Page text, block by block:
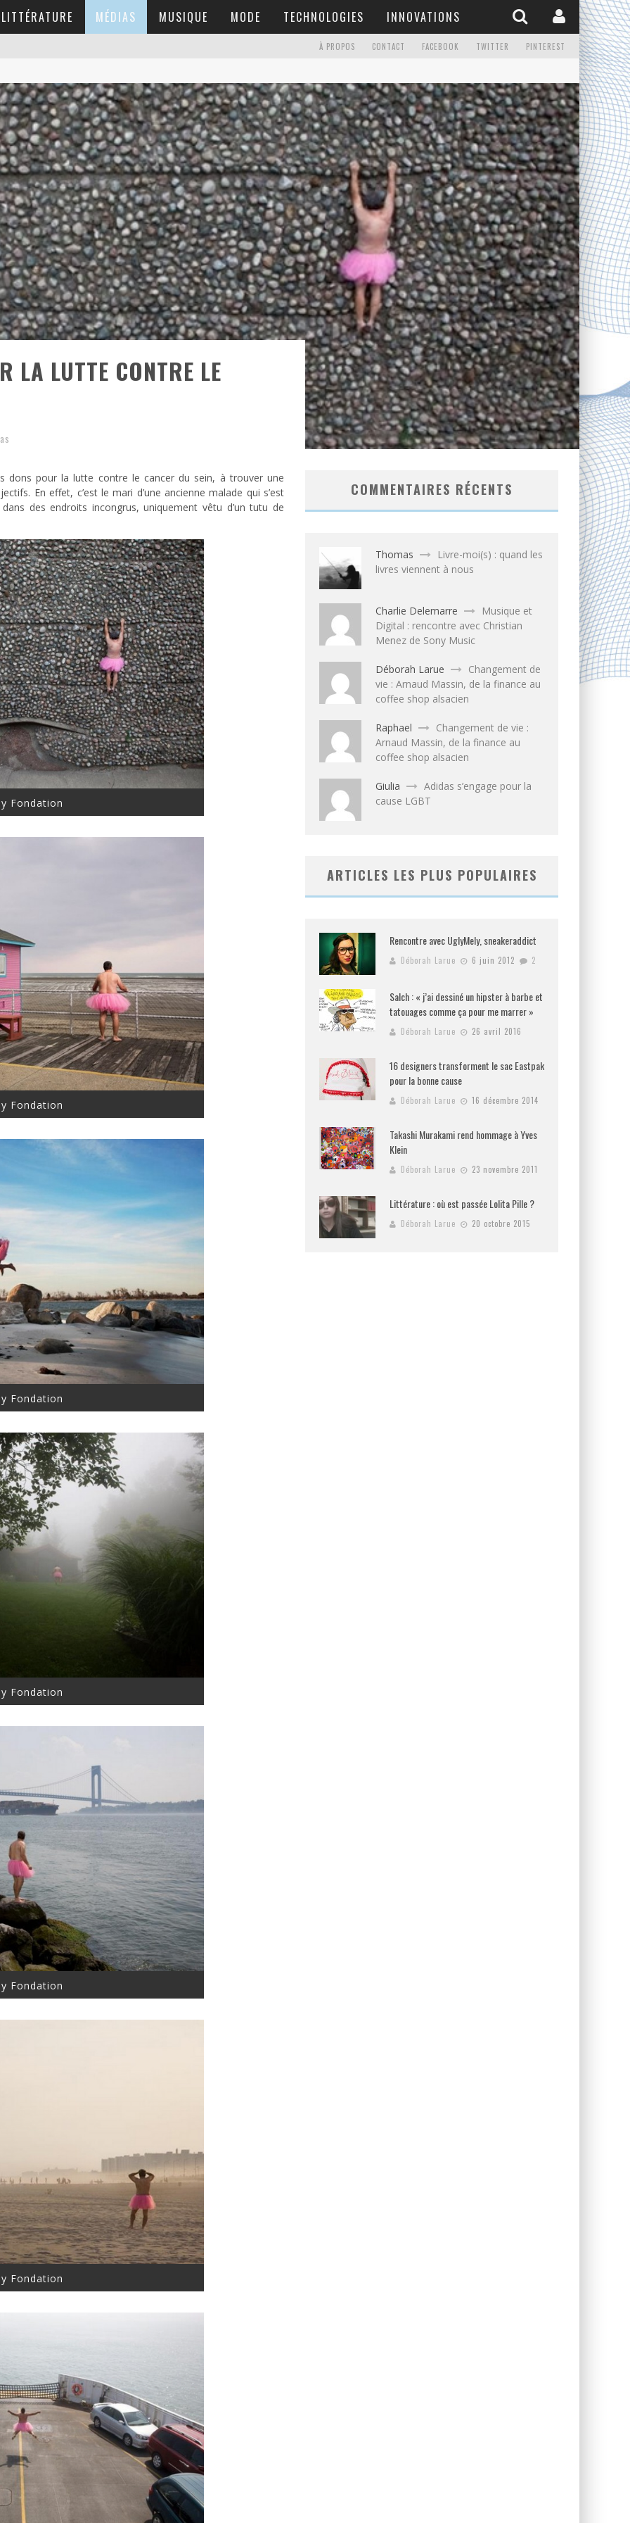
LITTÉRATURE MÉDIAS MUSIQUE MODE TECHNOLOGIES INNOVATIONS
À PROPOS CONTACT FACEBOOK TWITTER PINTEREST
LA LUTTE CONTRE LE
dons pour la lutte contre le cancer du sein, à trouver une
En effet, c’est le mari d’une ancienne malade qui s’est
des endroits incongrus, uniquement vêtu d’un tutu de
Fondation
Fondation
Fondation
Fondation
Fondation
Fondation
COMMENTAIRES RÉCENTS
Thomas
Livre-moi(s) : quand les
livres viennent à nous
Charlie Delemarre
Musique et
Digital : rencontre avec Christian
Menez de Sony Music
Déborah Larue
Changement de
vie : Arnaud Massin, de la finance au
coffee shop alsacien
Raphael
Changement de vie :
Arnaud Massin, de la finance au
coffee shop alsacien
Giulia
Adidas s’engage pour la
cause LGBT
ARTICLES LES PLUS POPULAIRES
Rencontre avec UglyMely, sneakeraddict
Déborah Larue 6 juin 2012 2
Salch : « j’ai dessiné un hipster à barbe et
tatouages comme ça pour me marrer »
Déborah Larue 26 avril 2016
16 designers transforment le sac Eastpak
pour la bonne cause
Déborah Larue 16 décembre 2014
Takashi Murakami rend hommage à Yves
Klein
Déborah Larue 23 novembre 2011
Littérature : où est passée Lolita Pille ?
Déborah Larue 20 octobre 2015